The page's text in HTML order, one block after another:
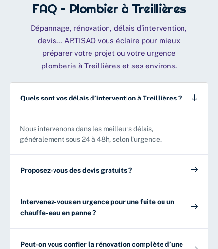
FAQ – Plombier à Treillières
Dépannage, rénovation, délais d’intervention,
devis… ARTISAO vous éclaire pour mieux
préparer votre projet ou votre urgence
plomberie à Treillières et ses environs.
Quels sont vos délais d’intervention à Treillières ?
Nous intervenons dans les meilleurs délais,
généralement sous 24 à 48h, selon l’urgence.
Proposez-vous des devis gratuits ?
Intervenez-vous en urgence pour une fuite ou un
chauffe-eau en panne ?
Peut-on vous confier la rénovation complète d’une